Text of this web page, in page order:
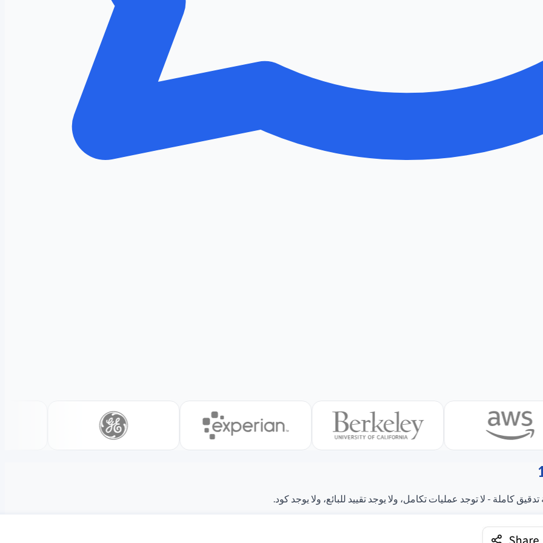
كاملة - لا توجد عمليات تكامل، ولا يوجد تقييد للبائع، ولا يوجد كود.